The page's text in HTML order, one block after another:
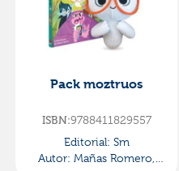
Pack moztruos
ISBN:9788411829557
Editorial: Sm
Autor: Mañas Romero,